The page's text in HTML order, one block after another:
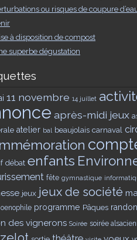
ou risques de coupure
à disposition de compost
superbe dégustation
11 novembre 14 juillet
après-midi jeux
atelier bal beaujolais carnaval
débat enfants
fête gymnastique
jeux jeux de société
oenophile programme Pâques
des vignerons Soirée soirée